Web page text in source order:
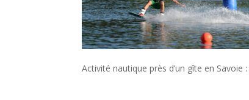
Activité nautique près d’un gîte en